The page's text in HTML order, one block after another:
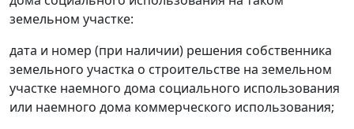
земельном участке:
дата и номер (при наличии) решения собственника
земельного участка о строительстве на земельном
участке наемного дома социального использования
или наемного дома коммерческого использования;